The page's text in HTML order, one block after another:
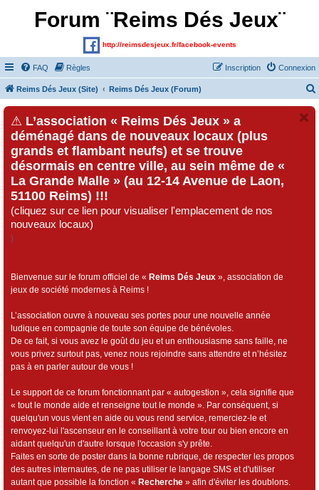
Forum ¨Reims Dés Jeux¨
http://reimsdesjeux.fr/facebook-events
FAQ Règles Connexion
Inscription
Reims Dés Jeux (Site) Reims Dés Jeux (Forum)
⚠ L’association « Reims Dés Jeux » a
déménagé dans de nouveaux locaux (plus
grands et flambant neufs) et se trouve
désormais en centre ville, au sein même de «
La Grande Malle » (au 12-14 Avenue de Laon,
51100 Reims) !!!
(cliquez sur ce lien pour visualiser l'emplacement de nos
nouveaux locaux)
)
Bienvenue sur le forum officiel de « Reims Dés Jeux », association de
jeux de société modernes à Reims !
L’association ouvre à nouveau ses portes pour une nouvelle année
ludique en compagnie de toute son équipe de bénévoles.
De ce fait, si vous avez le goût du jeu et un enthousiasme sans faille, ne
vous privez surtout pas, venez nous rejoindre sans attendre et n’hésitez
pas à en parler autour de vous !
Le support de ce forum fonctionnant par « autogestion », cela signifie que
« tout le monde aide et renseigne tout le monde ». Par conséquent, si
quelqu'un vous vient en aide ou vous rend service, remerciez-le et
renvoyez-lui l'ascenseur en le conseillant à votre tour ou bien encore en
aidant quelqu'un d'autre lorsque l'occasion s'y prête.
Faites en sorte de poster dans la bonne rubrique, de respecter les propos
des autres internautes, de ne pas utiliser le langage SMS et d'utiliser
autant que possible la fonction « Recherche » afin d'éviter les doublons.